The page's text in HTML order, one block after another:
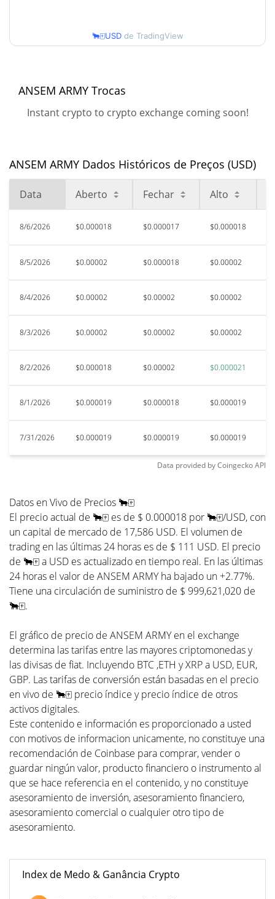
90 dias Baixa / 90 dias
$0.00001695159 /
52 Semana Baixa / 52
Baixa de todos os tempos
Aug 6, 2026 (0 dias atrás)
$0.0000169
4.11%
🐂🀄️USD de TradingView
ANSEM ARMY Trocas
Instant crypto to crypto exchange coming soon!
ANSEM ARMY Dados Históricos de Preços (USD)
Data Aberto Fechar Alto
8/6/2026 $0.000018 $0.000017 $0.000018
8/5/2026 $0.00002 $0.000018 $0.00002
8/4/2026 $0.00002 $0.00002 $0.00002
8/3/2026 $0.00002 $0.00002 $0.00002
8/2/2026 $0.000018 $0.00002 $0.000021
8/1/2026 $0.000019 $0.000018 $0.000019
7/31/2026 $0.000019 $0.000019 $0.000019
Data provided byCoingeckoAPI
Datos en Vivo de Precios 🐂🀄️
El precio actual de 🐂🀄️ es de $ 0.000018 por 🐂🀄️/USD, con
un capital de mercado de 17,586 USD. El volumen de
trading en las últimas 24 horas es de $ 111 USD. El precio
de 🐂🀄️ a USD es actualizado en tiempo real. En las últimas
24 horas el valor de ANSEM ARMY ha bajado un +2.77%.
Tiene una circulación de suministro de $ 999,621,020 de
🐂🀄️.
El gráfico de precio de ANSEM ARMY en el exchange
determina las tarifas entre las mayores criptomonedas y
las divisas de fiat. Incluyendo BTC ,ETH y XRP a USD, EUR,
GBP. Las tarifas de conversión están basadas en el precio
en vivo de 🐂🀄️ precio índice y precio índice de otros
activos digitales.
Este contenido e información es proporcionado a usted
con motivos de informacion unicamente, no constituye una
recomendación de Coinbase para comprar, vender o
guardar ningún valor, producto financiero o instrumento al
que se hace referencia en el contenido, y no constituye
asesoramiento de inversión, asesoramiento financiero,
asesoramiento comercial o cualquier otro tipo de
asesoramiento.
Index de Medo & Ganância Crypto